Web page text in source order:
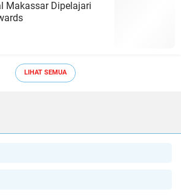
Makassar Dipelajari
LIHAT SEMUA